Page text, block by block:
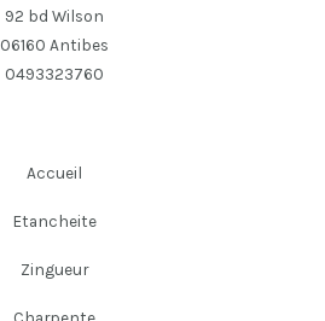
92 bd Wilson
06160 Antibes
0493323760
Accueil
Etancheite
Zingueur